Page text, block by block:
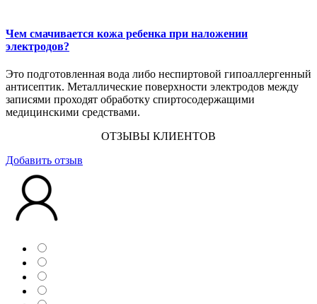
Чем смачивается кожа ребенка при наложении
электродов?
Это подготовленная вода либо неспиртовой гипоаллергенный
антисептик. Металлические поверхности электродов между
записями проходят обработку спиртосодержащими
медицинскими средствами.
ОТЗЫВЫ КЛИЕНТОВ
Добавить отзыв